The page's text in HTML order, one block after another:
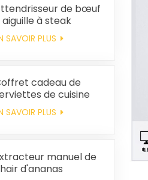
de bœuf
aiguille à steak
SAVOIR PLUS
cadeau de
de cuisine
et chiffons en
personnalisés,
SAVOIR PLUS
manuel de
d'ananas